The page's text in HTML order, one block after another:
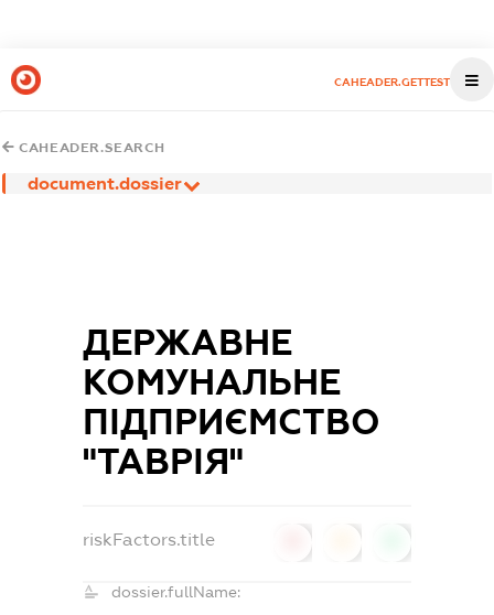
CAHEADER.GETTEST
CAHEADER.SEARCH
document.dossier
ДЕРЖАВНЕ
КОМУНАЛЬНЕ
ПІДПРИЄМСТВО
"ТАВРІЯ"
riskFactors.title
dossier.fullName: